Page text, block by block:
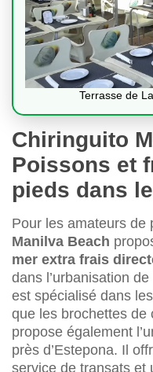
Terrasse de
Chiringuito
Poissons et
pieds dans
Pour les amateurs de
Manilva Beach
mer extra frais
dans l’urbanisation
est spécialisé dans
que les brochettes de
propose également
près d’Estepona. Il
service de transats et